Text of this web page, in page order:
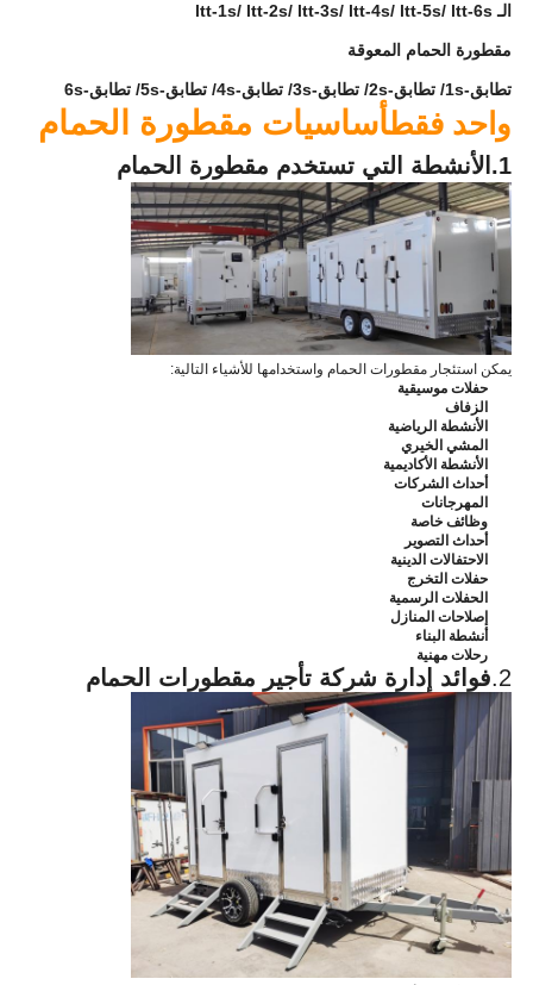
الـ ltt-1s/ ltt-2s/ ltt-3s/ ltt-4s/ ltt-5s/ ltt-6s
مقطورة الحمام المعوقة
تطابق-1s/ تطابق-2s/ تطابق-3s/ تطابق-4s/ تطابق-5s/ تطابق-6s
واحد فقطأساسيات مقطورة الحمام
1. الأنشطة التي تستخدم مقطورة الحمام
يمكن استئجار مقطورات الحمام واستخدامها للأشياء التالية:
حفلات موسيقية
الزفاف
الأنشطة الرياضية
المشي الخيري
الأنشطة الأكاديمية
أحداث الشركات
المهرجانات
وظائف خاصة
أحداث التصوير
الاحتفالات الدينية
حفلات التخرج
الحفلات الرسمية
إصلاحات المنازل
أنشطة البناء
رحلات مهنية
2. فوائد إدارة شركة تأجير مقطورات الحمام